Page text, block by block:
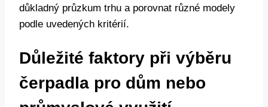
důkladný průzkum trhu a porovnat různé modely
podle uvedených kritérií.
Důležité faktory při výběru
čerpadla pro dům nebo